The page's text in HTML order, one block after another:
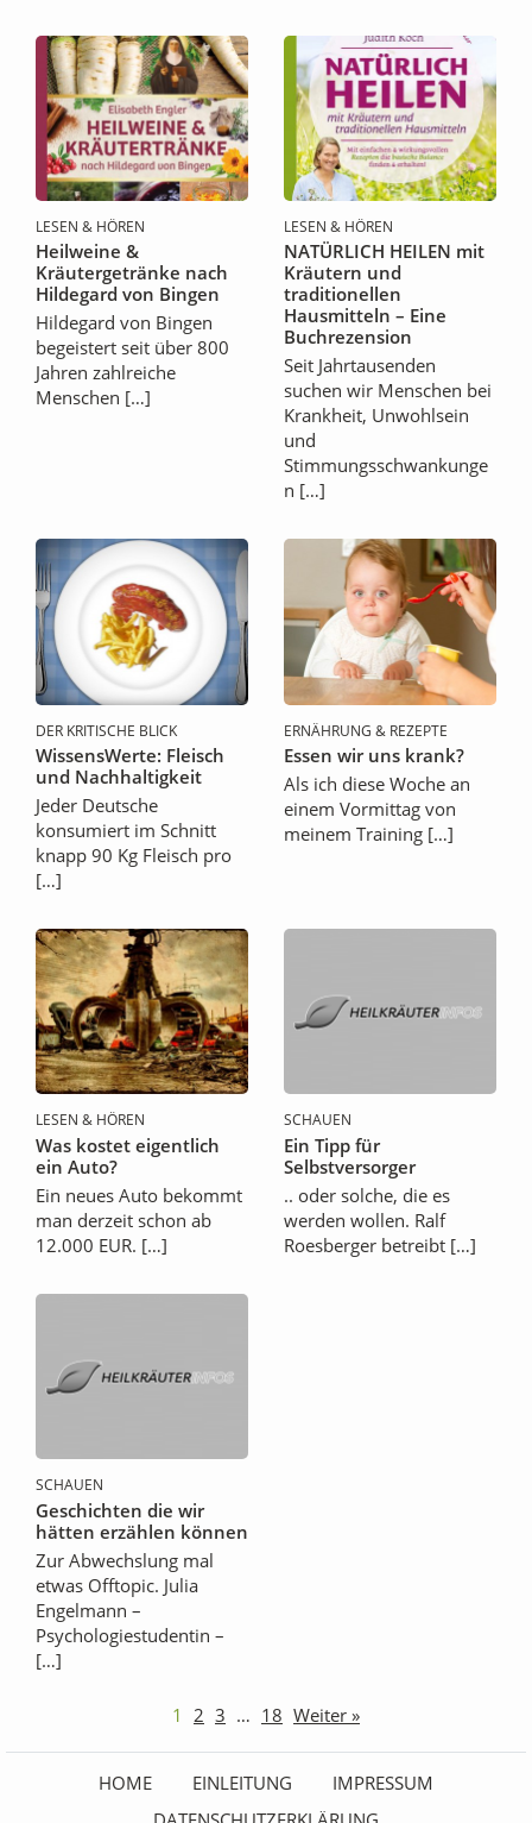
LESEN & HÖREN
Heilweine &
Kräutergetränke nach
Hildegard von Bingen
Hildegard von Bingen
begeistert seit über 800
Jahren zahlreiche
Menschen […]
LESEN & HÖREN
NATÜRLICH HEILEN mit
Kräutern und
traditionellen
Hausmitteln – Eine
Buchrezension
Seit Jahrtausenden
suchen wir Menschen bei
Krankheit, Unwohlsein
und
Stimmungsschwankunge
n […]
DER KRITISCHE BLICK
WissensWerte: Fleisch
und Nachhaltigkeit
Jeder Deutsche
konsumiert im Schnitt
knapp 90 Kg Fleisch pro
[…]
ERNÄHRUNG & REZEPTE
Essen wir uns krank?
Als ich diese Woche an
einem Vormittag von
meinem Training […]
LESEN & HÖREN
Was kostet eigentlich
ein Auto?
Ein neues Auto bekommt
man derzeit schon ab
12.000 EUR. […]
SCHAUEN
Ein Tipp für
Selbstversorger
.. oder solche, die es
werden wollen. Ralf
Roesberger betreibt […]
SCHAUEN
Geschichten die wir
hätten erzählen können
Zur Abwechslung mal
etwas Offtopic. Julia
Engelmann –
Psychologiestudentin –
[…]
1 2 3 … 18 Weiter »
HOME EINLEITUNG
IMPRESSUM